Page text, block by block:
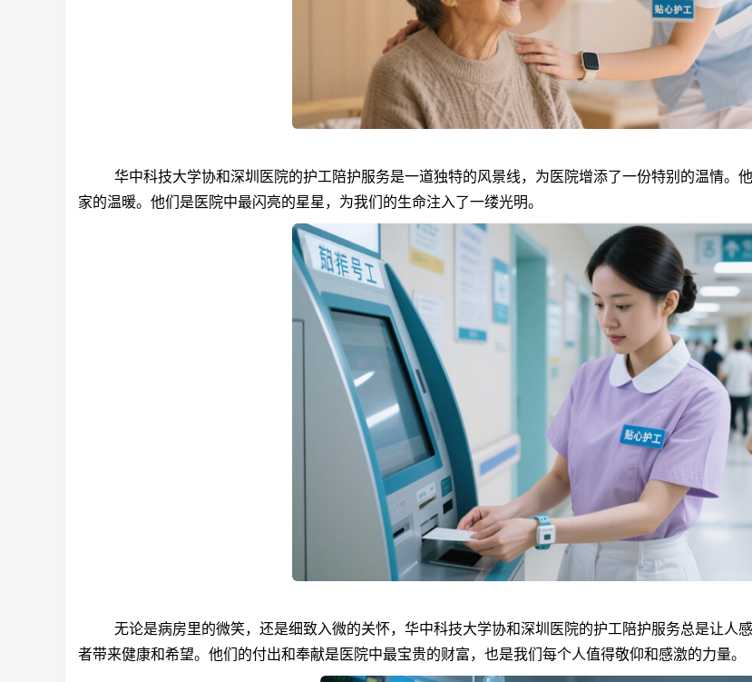
华中科技大学协和深圳医院的护工陪护服务是一道独特的风景线，为医院增添了一份特别的温情。
家的温暖。他们是医院中最闪亮的星星，为我们的生命注入了一缕光明。
无论是病房里的微笑，还是细致入微的关怀，华中科技大学协和深圳医院的护工陪护服务总是让人
者带来健康和希望。他们的付出和奉献是医院中最宝贵的财富，也是我们每个人值得敬仰和感激的力量。